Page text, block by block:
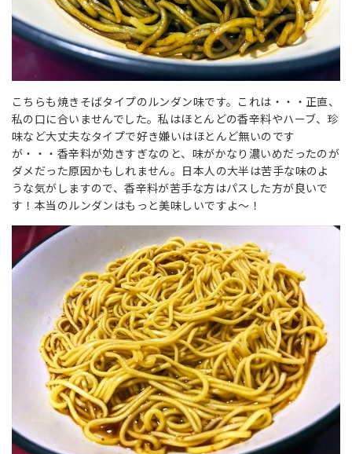
こちらも焼きそばタイプのルンダン味です。これは・・・正直、
私の口に合いませんでした。私はほとんどの香辛料やハーブ、珍
味など大丈夫なタイプで好き嫌いはほとんど無いのです
が・・・香辛料が効きすぎなのと、味がかなり濃いめだったのが
ダメだった原因かもしれません。日本人の大半は苦手な味のよ
うな気がしますので、香辛料が苦手な方はパスした方が良いで
す！本当のルンダンはもっと美味しいですよ～！